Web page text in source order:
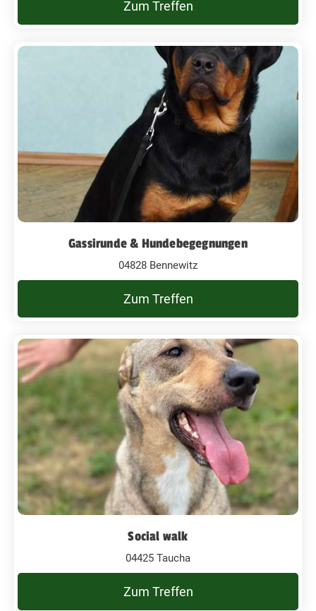
Zum Treffen
Gassirunde & Hundebegegnungen
04828 Bennewitz
Zum Treffen
Social walk
04425 Taucha
Zum Treffen